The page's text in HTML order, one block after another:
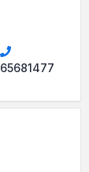
65681477